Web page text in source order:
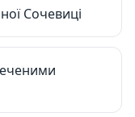
Сочевиці